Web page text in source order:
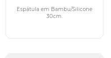
TAMANHO 30 CM
Espátula em Bambu/Silicone
30cm.